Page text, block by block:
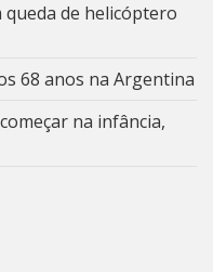
de helicóptero
68 anos na Argentina
na infância,